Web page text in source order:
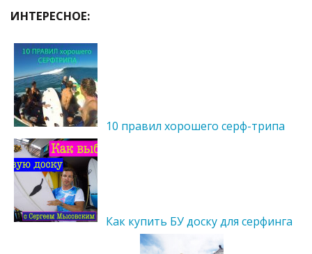
ИНТЕРЕСНОЕ:
10 правил хорошего серф-трипа
Как купить БУ доску для серфинга